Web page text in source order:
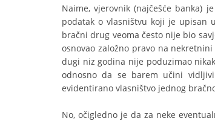
Naime, vjerovnik (najčešće banka)
podatak o vlasništvu koji je
bračni drug veoma često nije bio
osnovao založno pravo na
dugi niz godina nije poduzimao
odnosno da se barem učini
evidentirano vlasništvo jednog
No, očigledno je da za neke